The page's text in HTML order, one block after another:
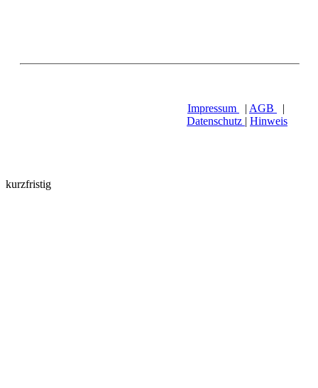
Impressum | AGB
|
Datenschutz | Hinweis
kurzfristig